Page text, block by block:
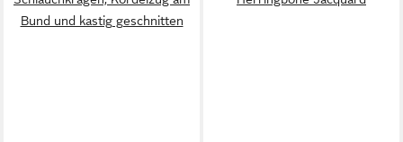
Bund und kastig geschnitten